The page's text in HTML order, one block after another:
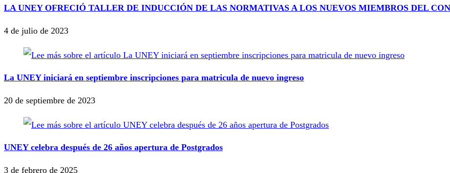
LA UNEY OFRECIÓ TALLER DE INDUCCIÓN DE LAS NORMATIVAS A LOS NUEVOS MIEMBROS DEL
4 de julio de 2023
La UNEY iniciará en septiembre inscripciones para matricula de nuevo ingreso
20 de septiembre de 2023
UNEY celebra después de 26 años apertura de Postgrados
3 de febrero de 2025